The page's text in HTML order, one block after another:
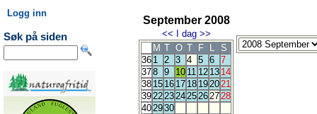
Logg inn
Søk på siden
September 2008
<< I dag >>
M T O T F L
S
36 1 2 3 4 5 6 7
378 9 10 11 12 13 14
38 15 16 17 18 192021
3922232425262728
402930